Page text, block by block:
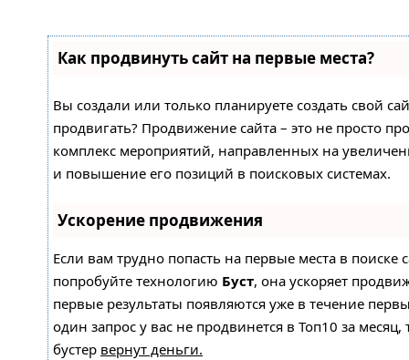
Как продвинуть сайт на первые места?
Вы создали или только планируете создать свой
продвигать? Продвижение сайта – это не просто
комплекс мероприятий, направленных на
и повышение его позиций в поисковых системах.
Ускорение продвижения
Если вам трудно попасть на первые места в поиске
попробуйте технологию Буст, она ускоряет
первые результаты появляются уже в течение
один запрос у вас не продвинется в Топ10 за месяц,
бустер вернут деньги.